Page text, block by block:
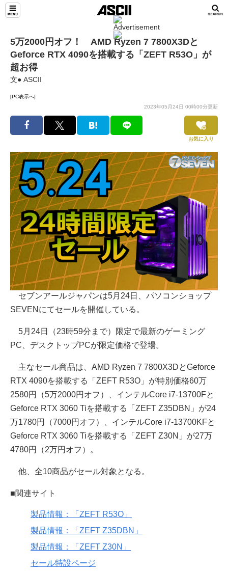
5万2000円オフ！ AMD Ryzen 7 7800X3Dと
Geforce RTX 4090を搭載する「ZEFT R53O」が
超お得
文● ASCII
[PC表示へ]
2023年05月24日 00時00分更新
お気に入り
セブンアールジャパンは5月24日、パソコンショップ
SEVENにてセールを開催している。
5月24日（23時59分まで）限定で最新のゲーミング
PC、デスクトップPCが限定価格で登場。
主なセール商品は、AMD Ryzen 7 7800X3DとGeforce
RTX 4090を搭載する「ZEFT R53O」が特別価格60万
2580円（5万2000円オフ）、インテルCore i7-13700Fと
Geforce RTX 3060 Tiを搭載する「ZEFT Z35DBN」が24
万1780円（7000円オフ）、インテルCore i7-13700KFと
Geforce RTX 3060 Tiを搭載する「ZEFT Z30N」が27万
4780円（2万円オフ）。
他、全10商品がセール対象となる。
■関連サイト
製品情報：「ZEFT R53O」
製品情報：「ZEFT Z35DBN」
製品情報：「ZEFT Z30N」
セール特設ページ